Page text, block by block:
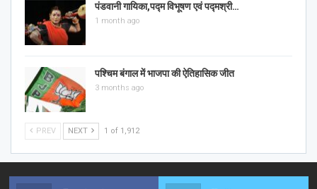
पंडवानी गायिका,पद्म विभूषण एवं पद्मश्री…
1 month ago
पश्चिम बंगाल में भाजपा की ऐतिहासिक जीत
3 months ago
PREV NEXT 1 of 1,912